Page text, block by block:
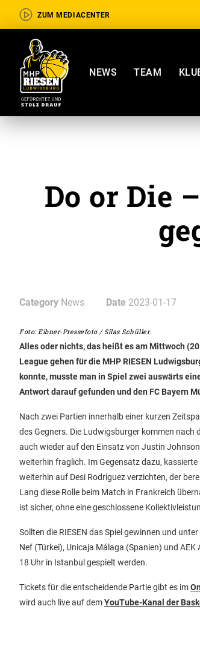
ZUM MEDIACENTER
NEWS TEAM
Do or Die
Category News Date 2023-01-17
Foto: Eibner-Pressefoto / Silas Schüller
Alles oder nichts, das heißt es am Mittwoch
League gehen für die MHP RIESEN
konnte, musste man in Spiel zwei auswärts
Antwort darauf gefunden und den FC Bayern
Nach zwei Partien innerhalb einer kurzen
des Gegners. Die Ludwigsburger kommen
auch wieder auf den Einsatz von Justin
weiterhin fraglich. Im Gegensatz dazu,
weiterhin auf Desi Rodriguez verzichten, der
Lang diese Rolle beim Match in Frankreich
ist sicher, ohne eine geschlossene
Sollten die RIESEN das Spiel gewinnen und
Nef (Türkei), Unicaja Málaga (Spanien) und
18 Uhr in Istanbul gespielt werden.
Tickets für die entscheidende Partie gibt es im
wird auch live auf demYouTube-Kanal der